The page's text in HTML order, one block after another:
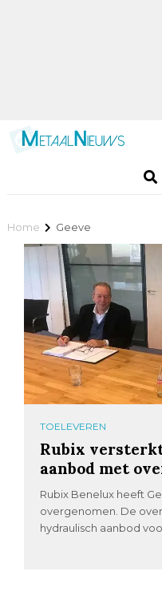
Home Geeve
TOELEVEREN
Rubix
aanbod met
Rubix Benelux heeft
overgenomen. De
hydraulisch aanbod